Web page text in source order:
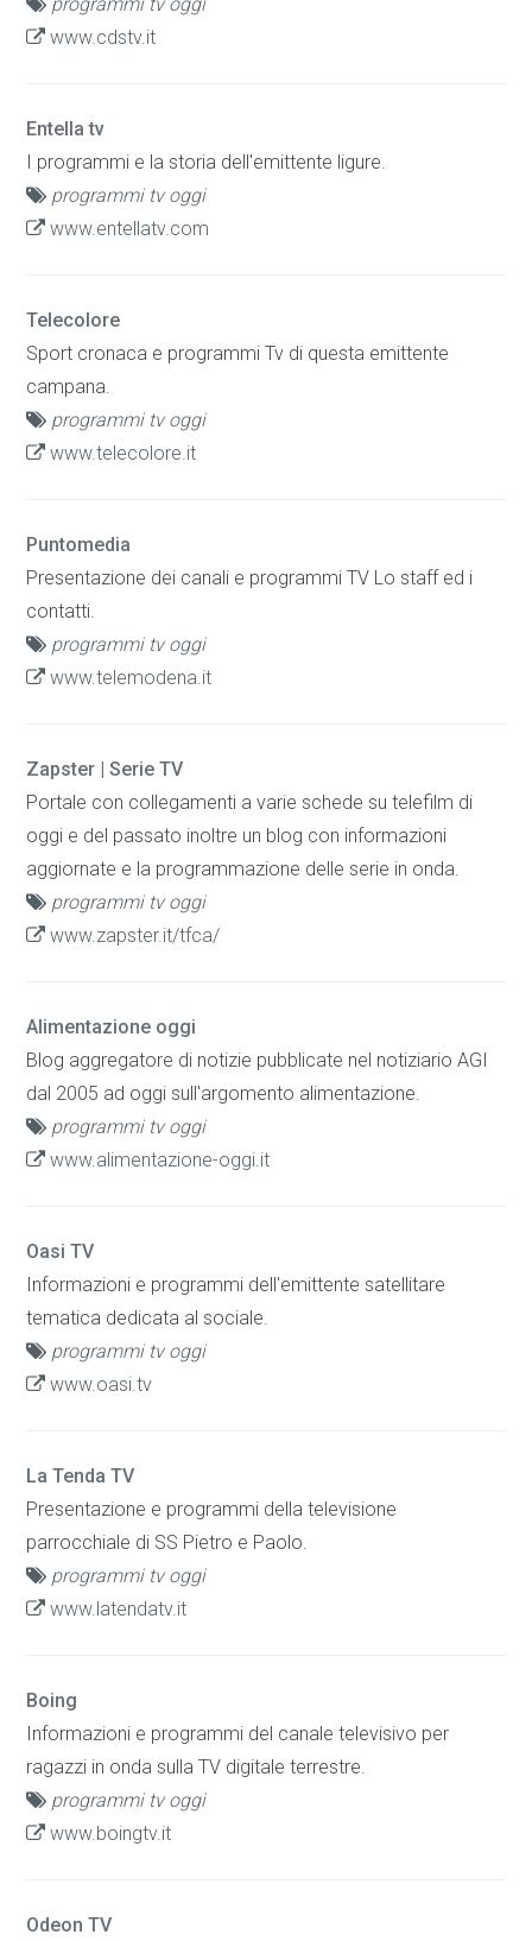
www.cdstv.it
Entella tv
I programmi e la storia dell'emittente ligure.
programmi tv oggi
www.entellatv.com
Telecolore
Sport cronaca e programmi Tv di questa emittente
campana.
programmi tv oggi
www.telecolore.it
Puntomedia
Presentazione dei canali e programmi TV Lo staff ed i
contatti.
programmi tv oggi
www.telemodena.it
Zapster | Serie TV
Portale con collegamenti a varie schede su telefilm di
oggi e del passato inoltre un blog con informazioni
aggiornate e la programmazione delle serie in onda.
programmi tv oggi
www.zapster.it/tfca/
Alimentazione oggi
Blog aggregatore di notizie pubblicate nel notiziario AGI
dal 2005 ad oggi sull'argomento alimentazione.
programmi tv oggi
www.alimentazione-oggi.it
Oasi TV
Informazioni e programmi dell'emittente satellitare
tematica dedicata al sociale.
programmi tv oggi
www.oasi.tv
La Tenda TV
Presentazione e programmi della televisione
parrocchiale di SS Pietro e Paolo.
programmi tv oggi
www.latendatv.it
Boing
Informazioni e programmi del canale televisivo per
ragazzi in onda sulla TV digitale terrestre.
programmi tv oggi
www.boingtv.it
Odeon TV